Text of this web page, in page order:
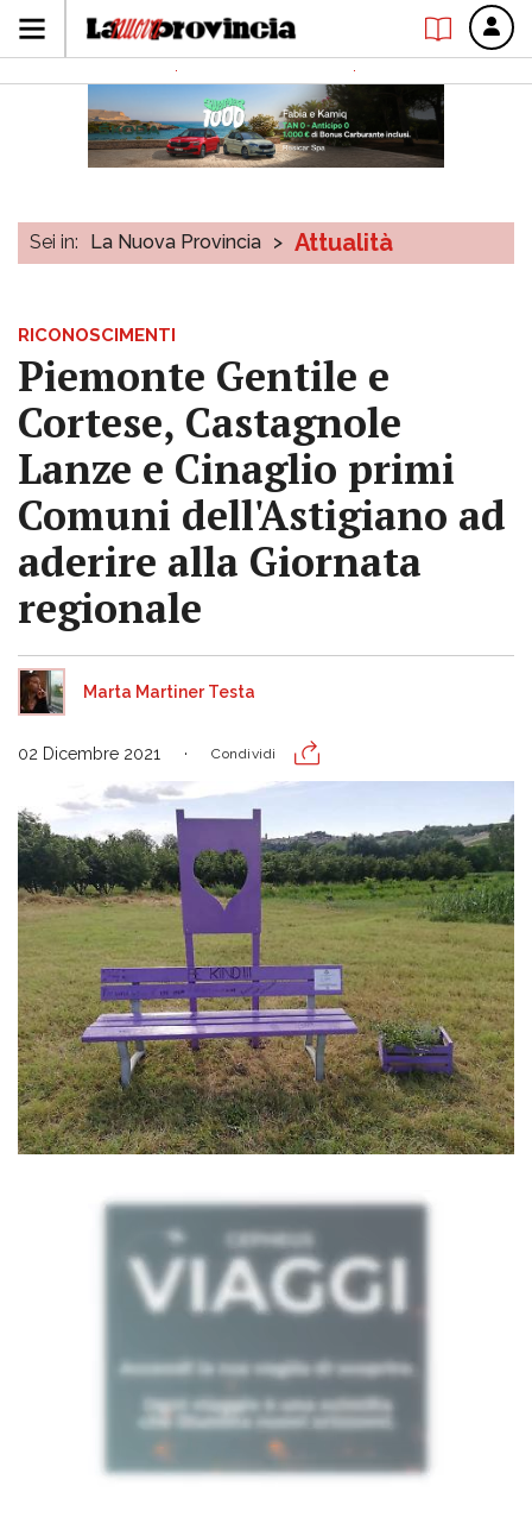
Sei in: La Nuova Provincia > Attualità
RICONOSCIMENTI
Piemonte Gentile e
Cortese, Castagnole
Lanze e Cinaglio primi
Comuni dell'Astigiano ad
aderire alla Giornata
regionale
Marta Martiner Testa
02 Dicembre 2021 Condividi